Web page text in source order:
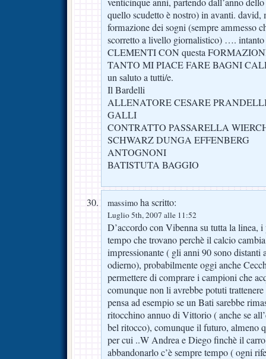
quello scudetto è nostro) in avanti. david,
formazione dei sogni (sempre ammesso
scorretto a livello giornalistico) ….
CLEMENTI CON questa
TANTO MI PIACE FARE BAGNI
un saluto a tutti/e.
Il Bardelli
ALLENATORE CESARE
GALLI
CONTRATTO PASSARELLA
SCHWARZ DUNGA EFFENBERG
ANTOGNONI
BATISTUTA BAGGIO
massimo ha scritto:
Luglio 5th, 2007 alle 11:52
D’accordo con Vibenna su tutta la linea,
tempo che trovano perchè il calcio
impressionante ( gli anni 90 sono distanti
odierno), probabilmente oggi anche
permettere di comprare i campioni che
comunque non li avrebbe potuti
pensa ad esempio se un Bati sarebbe
ritocchino annuo di Vittorio ( anche se
bel ritocco), comunque il futuro, almeno
per cui ..W Andrea e Diego finchè il
abbandonarlo c’è sempre tempo ( ogni